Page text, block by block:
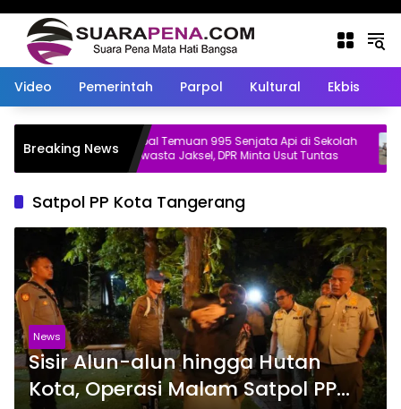
Video Pemerintah Parpol Kultural Ekbis
Breaking News
ke
Soal Temuan 995 Senjata Api di Sekolah
Swasta Jaksel, DPR Minta Usut Tuntas
Satpol PP Kota Tangerang
News
Sisir Alun-alun hingga Hutan
Kota, Operasi Malam Satpol PP